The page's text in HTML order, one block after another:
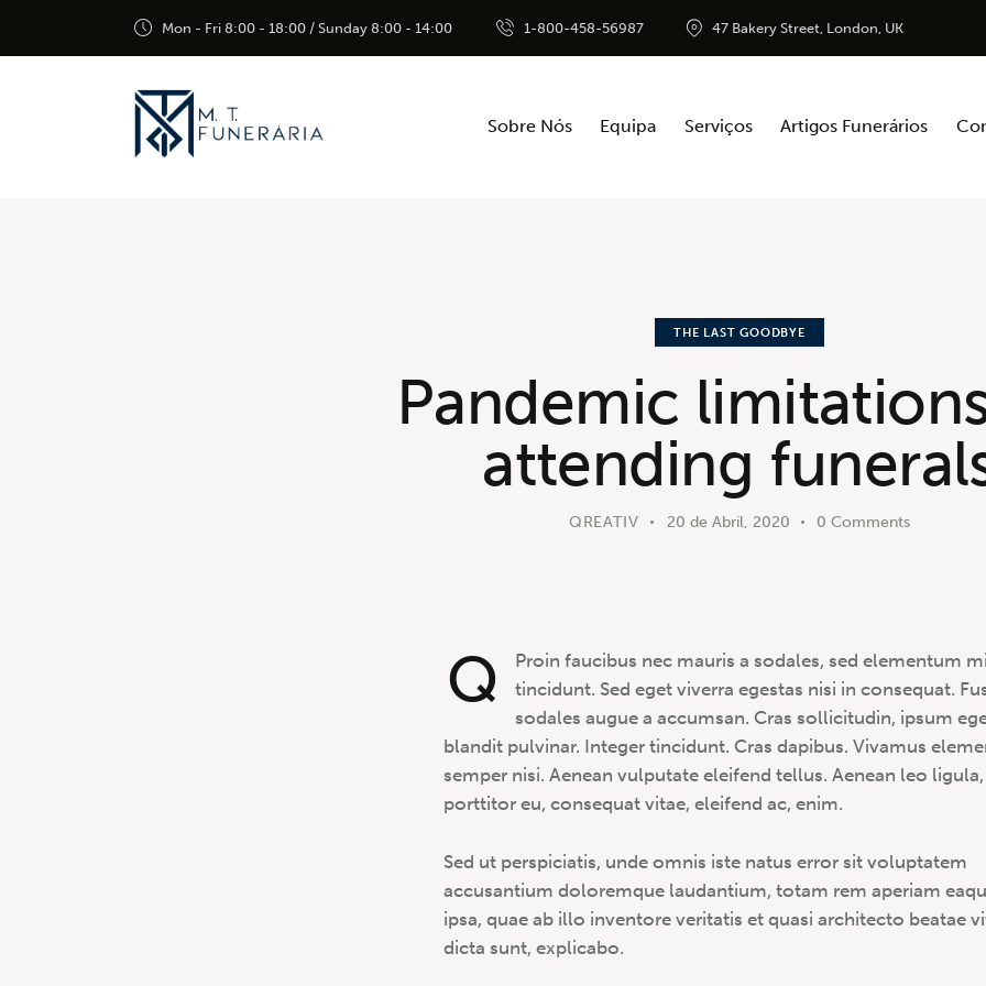
Mon - Fri 8:00 - 18:00 / Sunday 8:00 - 14:00 1-800-458-56987 47 Bakery Street, London, UK
Sobre Nós Equipa Serviços Artigos Funerários
THE LAST GOODBYE
Pandemic
attending
QREATIV 20 de Abril, 2020 0 Comments
Q
Proin faucibus nec mauris a sodales, sed elementum mi
tincidunt. Sed eget viverra egestas nisi in consequat.
sodales augue a accumsan. Cras sollicitudin, ipsum
blandit pulvinar. Integer tincidunt. Cras dapibus. Vivamus
semper nisi. Aenean vulputate eleifend tellus. Aenean leo ligula,
porttitor eu, consequat vitae, eleifend ac, enim.
Sed ut perspiciatis, unde omnis iste natus error sit voluptatem
accusantium doloremque laudantium, totam rem aperiam
ipsa, quae ab illo inventore veritatis et quasi architecto beatae
dicta sunt, explicabo.